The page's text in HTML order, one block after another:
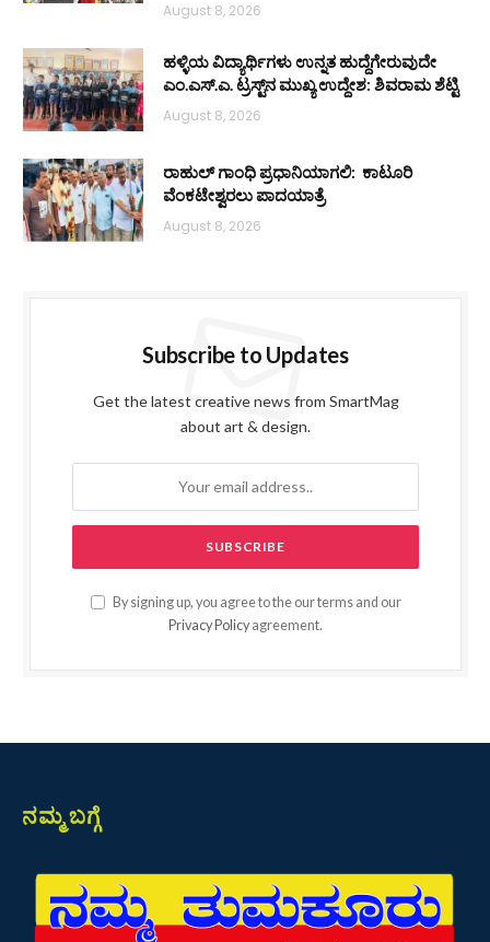
August 8, 2026
ಹಳ್ಳಿಯ ವಿದ್ಯಾರ್ಥಿಗಳು ಉನ್ನತ ಹುದ್ದೆಗೇರುವುದೇ
ಎಂ.ಎಸ್.ಎ. ಟ್ರಸ್ಟ್‌ನ ಮುಖ್ಯ ಉದ್ದೇಶ: ಶಿವರಾಮ ಶೆಟ್ಟಿ
August 8, 2026
ರಾಹುಲ್ ಗಾಂಧಿ ಪ್ರಧಾನಿಯಾಗಲಿ: ಕಾಟೂರಿ
ವೆಂಕಟೇಶ್ವರಲು ಪಾದಯಾತ್ರೆ
August 8, 2026
Subscribe to Updates
Get the latest creative news from SmartMag
about art & design.
By signing up, you agree to the our terms and our
Privacy Policy agreement.
ನಮ್ಮ ಬಗ್ಗೆ